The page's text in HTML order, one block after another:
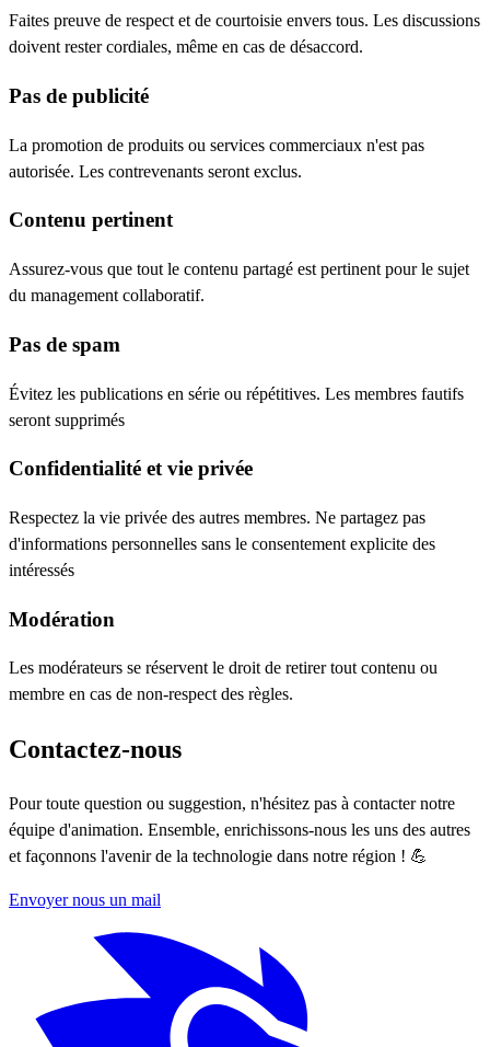
Faites preuve de respect et de courtoisie envers tous. Les discussions
doivent rester cordiales, même en cas de désaccord.
Pas de publicité
La promotion de produits ou services commerciaux n'est pas
autorisée. Les contrevenants seront exclus.
Contenu pertinent
Assurez-vous que tout le contenu partagé est pertinent pour le sujet
du management collaboratif.
Pas de spam
Évitez les publications en série ou répétitives. Les membres fautifs
seront supprimés
Confidentialité et vie privée
Respectez la vie privée des autres membres. Ne partagez pas
d'informations personnelles sans le consentement explicite des
intéressés
Modération
Les modérateurs se réservent le droit de retirer tout contenu ou
membre en cas de non-respect des règles.
Contactez-nous
Pour toute question ou suggestion, n'hésitez pas à contacter notre
équipe d'animation. Ensemble, enrichissons-nous les uns des autres
et façonnons l'avenir de la technologie dans notre région ! 💪
Envoyer nous un mail